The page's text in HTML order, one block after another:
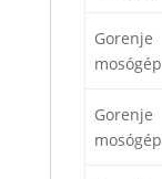
Gorenje
mosógép
Gorenje
mosógép